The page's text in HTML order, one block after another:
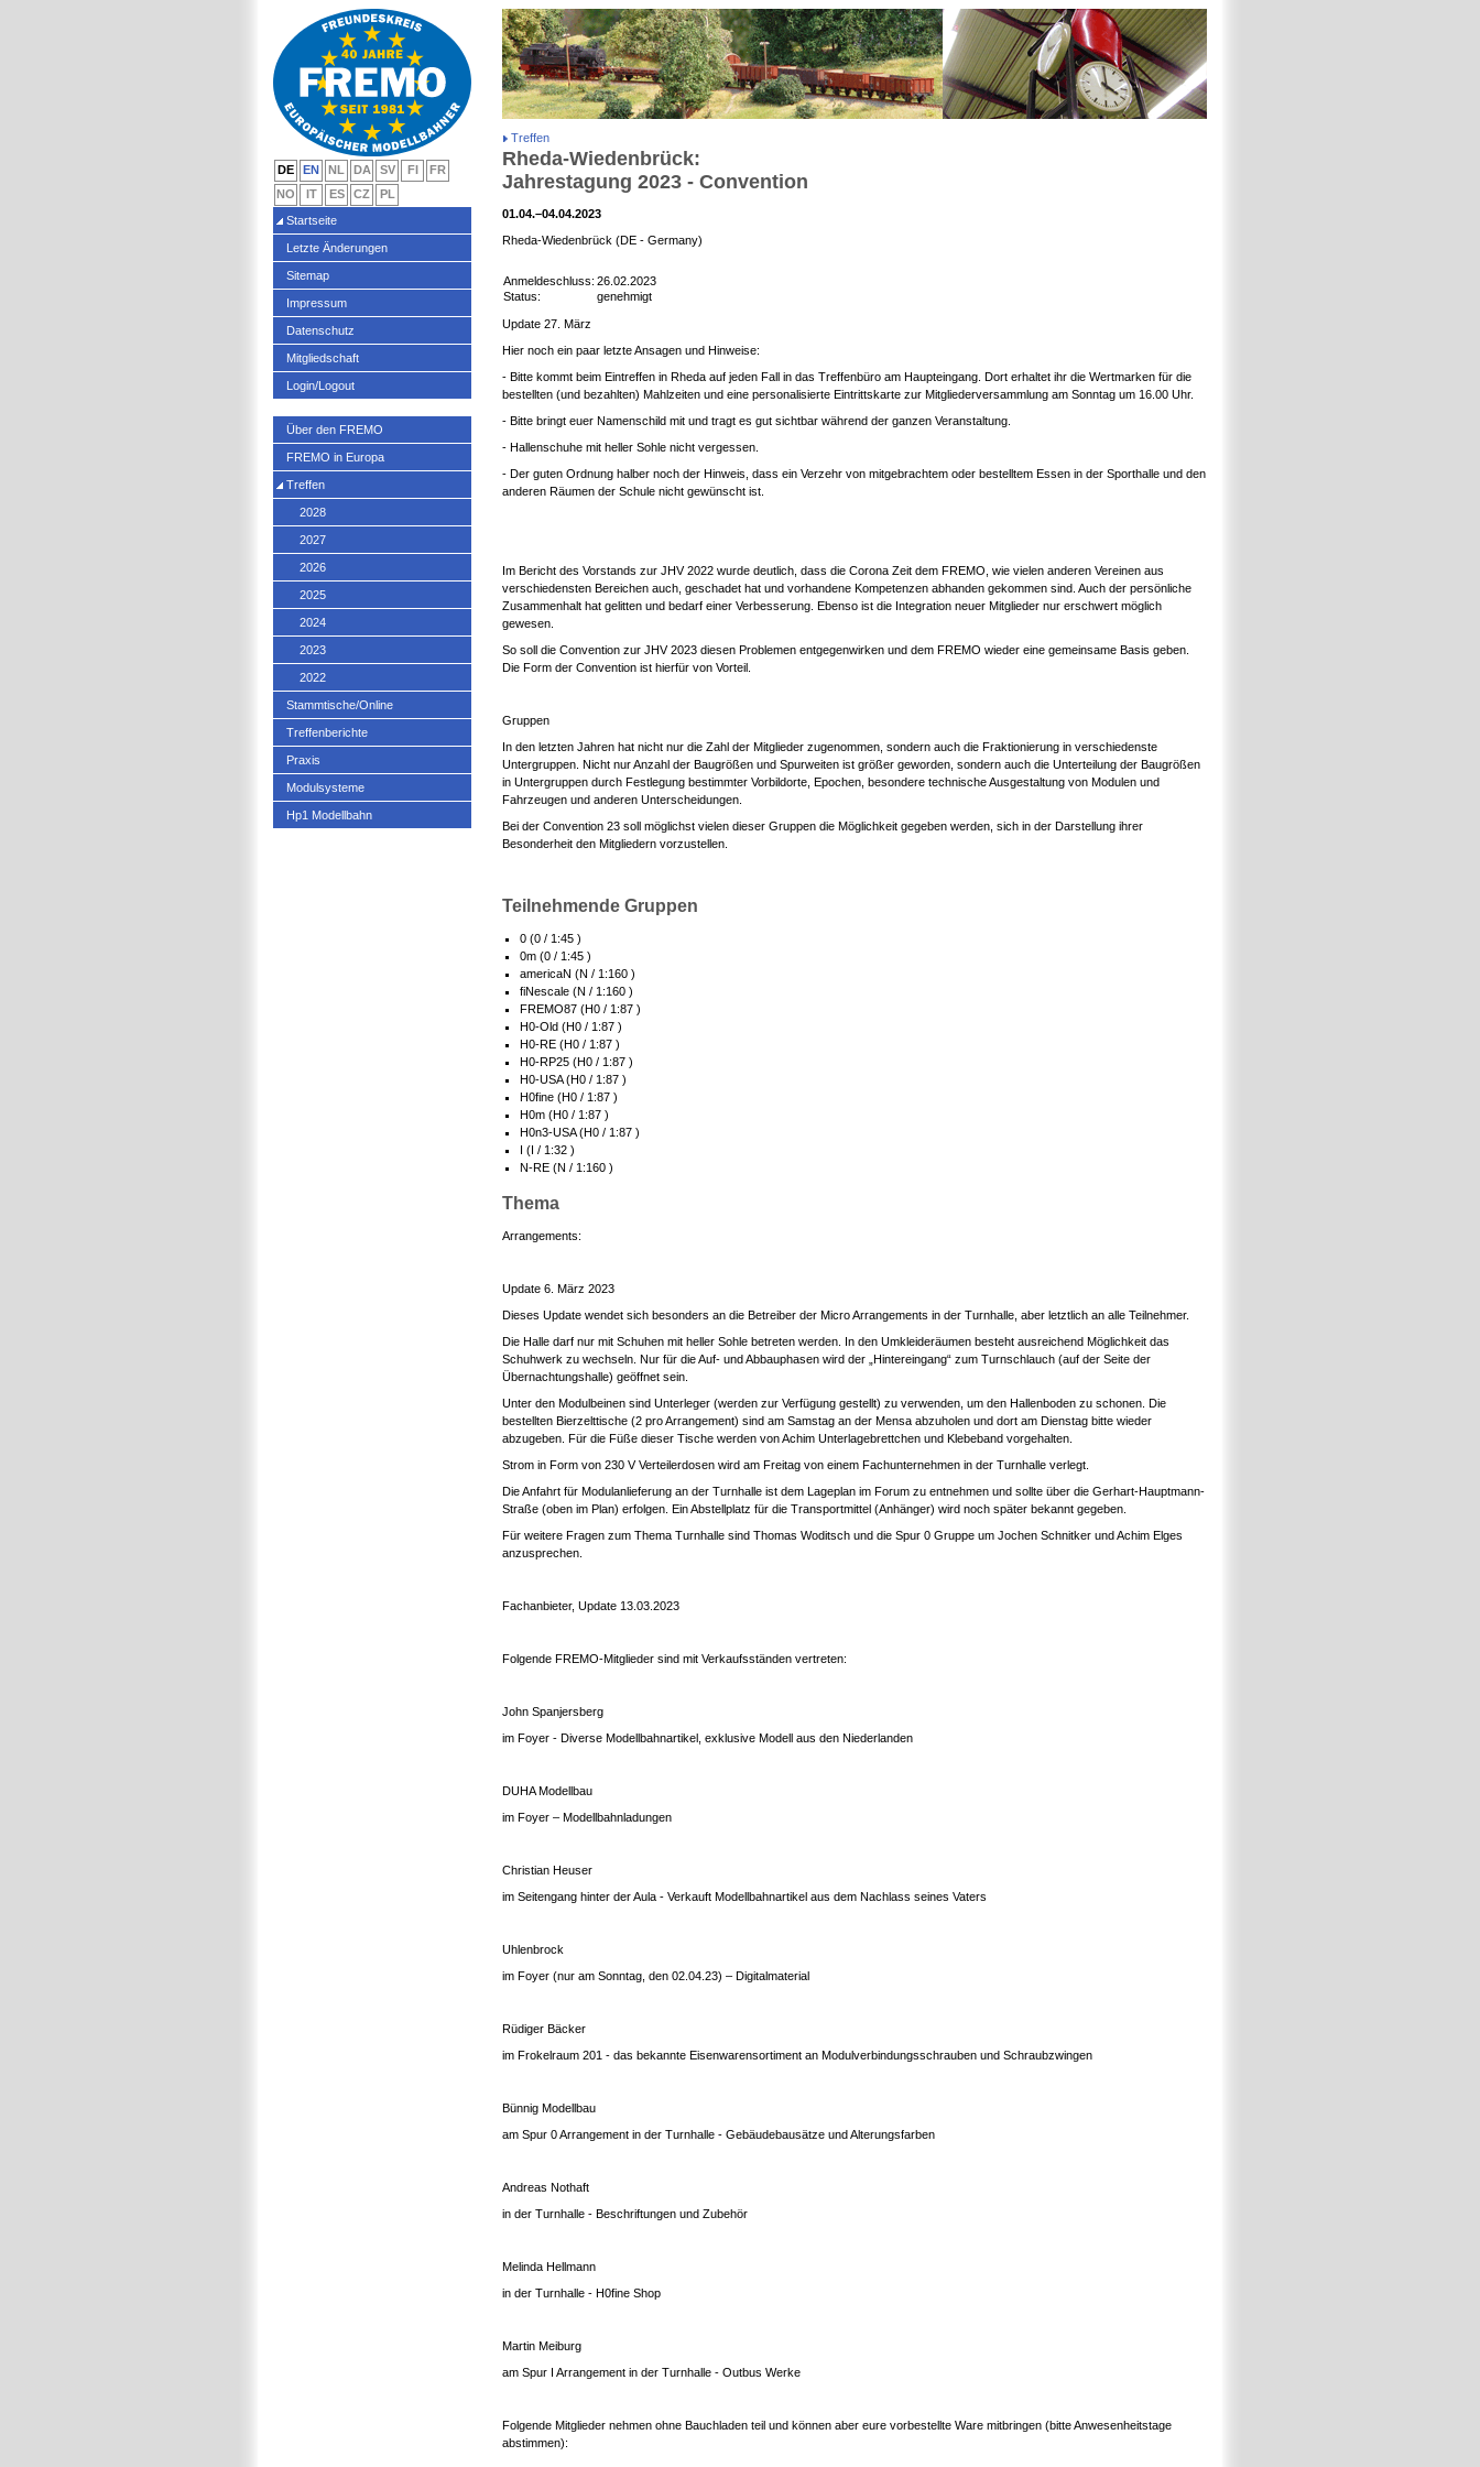
Treffen
Rheda-Wiedenbrück:
Jahrestagung 2023 - Convention
01.04.–04.04.2023
Rheda-Wiedenbrück (DE - Germany)
Anmeldeschluss: 26.02.2023
Status:
genehmigt
Update 27. März
Hier noch ein paar letzte Ansagen und Hinweise:
- Bitte kommt beim Eintreffen in Rheda auf jeden Fall in das Treffenbüro am Haupteingang. Dort erhaltet ihr die Wertmarken für die
bestellten (und bezahlten) Mahlzeiten und eine personalisierte Eintrittskarte zur Mitgliederversammlung am Sonntag um 16.00 Uhr.
- Bitte bringt euer Namenschild mit und tragt es gut sichtbar während der ganzen Veranstaltung.
- Hallenschuhe mit heller Sohle nicht vergessen.
- Der guten Ordnung halber noch der Hinweis, dass ein Verzehr von mitgebrachtem oder bestelltem Essen in der Sporthalle und den
anderen Räumen der Schule nicht gewünscht ist.
Im Bericht des Vorstands zur JHV 2022 wurde deutlich, dass die Corona Zeit dem FREMO, wie vielen anderen Vereinen aus
verschiedensten Bereichen auch, geschadet hat und vorhandene Kompetenzen abhanden gekommen sind. Auch der persönliche
Zusammenhalt hat gelitten und bedarf einer Verbesserung. Ebenso ist die Integration neuer Mitglieder nur erschwert möglich
gewesen.
So soll die Convention zur JHV 2023 diesen Problemen entgegenwirken und dem FREMO wieder eine gemeinsame Basis geben.
Die Form der Convention ist hierfür von Vorteil.
Gruppen
In den letzten Jahren hat nicht nur die Zahl der Mitglieder zugenommen, sondern auch die Fraktionierung in verschiedenste
Untergruppen. Nicht nur Anzahl der Baugrößen und Spurweiten ist größer geworden, sondern auch die Unterteilung der Baugrößen
in Untergruppen durch Festlegung bestimmter Vorbildorte, Epochen, besondere technische Ausgestaltung von Modulen und
Fahrzeugen und anderen Unterscheidungen.
Bei der Convention 23 soll möglichst vielen dieser Gruppen die Möglichkeit gegeben werden, sich in der Darstellung ihrer
Besonderheit den Mitgliedern vorzustellen.
Teilnehmende Gruppen
0 (0 / 1:45 )
0m (0 / 1:45 )
americaN (N / 1:160 )
fiNescale (N / 1:160 )
FREMO87 (H0 / 1:87 )
H0-Old (H0 / 1:87 )
H0-RE (H0 / 1:87 )
H0-RP25 (H0 / 1:87 )
H0-USA (H0 / 1:87 )
H0fine (H0 / 1:87 )
H0m (H0 / 1:87 )
H0n3-USA (H0 / 1:87 )
I (I / 1:32 )
N-RE (N / 1:160 )
Thema
Arrangements:
Update 6. März 2023
Dieses Update wendet sich besonders an die Betreiber der Micro Arrangements in der Turnhalle, aber letztlich an alle Teilnehmer.
Die Halle darf nur mit Schuhen mit heller Sohle betreten werden. In den Umkleideräumen besteht ausreichend Möglichkeit das
Schuhwerk zu wechseln. Nur für die Auf- und Abbauphasen wird der „Hintereingang“ zum Turnschlauch (auf der Seite der
Übernachtungshalle) geöffnet sein.
Unter den Modulbeinen sind Unterleger (werden zur Verfügung gestellt) zu verwenden, um den Hallenboden zu schonen. Die
bestellten Bierzelttische (2 pro Arrangement) sind am Samstag an der Mensa abzuholen und dort am Dienstag bitte wieder
abzugeben. Für die Füße dieser Tische werden von Achim Unterlagebrettchen und Klebeband vorgehalten.
Strom in Form von 230 V Verteilerdosen wird am Freitag von einem Fachunternehmen in der Turnhalle verlegt.
Die Anfahrt für Modulanlieferung an der Turnhalle ist dem Lageplan im Forum zu entnehmen und sollte über die Gerhart-Hauptmann-
Straße (oben im Plan) erfolgen. Ein Abstellplatz für die Transportmittel (Anhänger) wird noch später bekannt gegeben.
Für weitere Fragen zum Thema Turnhalle sind Thomas Woditsch und die Spur 0 Gruppe um Jochen Schnitker und Achim Elges
anzusprechen.
Fachanbieter, Update 13.03.2023
Folgende FREMO-Mitglieder sind mit Verkaufsständen vertreten:
John Spanjersberg
im Foyer - Diverse Modellbahnartikel, exklusive Modell aus den Niederlanden
DUHA Modellbau
im Foyer – Modellbahnladungen
Christian Heuser
im Seitengang hinter der Aula - Verkauft Modellbahnartikel aus dem Nachlass seines Vaters
Uhlenbrock
im Foyer (nur am Sonntag, den 02.04.23) – Digitalmaterial
Rüdiger Bäcker
im Frokelraum 201 - das bekannte Eisenwarensortiment an Modulverbindungsschrauben und Schraubzwingen
Bünnig Modellbau
am Spur 0 Arrangement in der Turnhalle - Gebäudebausätze und Alterungsfarben
Andreas Nothaft
in der Turnhalle - Beschriftungen und Zubehör
Melinda Hellmann
in der Turnhalle - H0fine Shop
Martin Meiburg
am Spur I Arrangement in der Turnhalle - Outbus Werke
Folgende Mitglieder nehmen ohne Bauchladen teil und können aber eure vorbestellte Ware mitbringen (bitte Anwesenheitstage
abstimmen):
DE EN NL DA SV FI
FR
NO
IT ES CZ
PL
Startseite
Letzte Änderungen
Sitemap
Impressum
Datenschutz
Mitgliedschaft
Login/Logout
Über den FREMO
FREMO in Europa
Treffen
2028
2027
2026
2025
2024
2023
2022
Stammtische/Online
Treffenberichte
Praxis
Modulsysteme
Hp1 Modellbahn